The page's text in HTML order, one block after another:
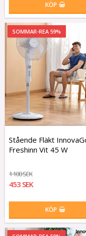
KÖP
SOMMAR-REA 59%
Stående Fläkt
Freshinn Vit 45 W
1 100 SEK
453 SEK
KÖP